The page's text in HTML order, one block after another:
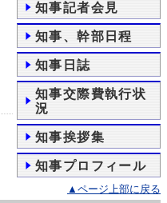
知事記者会見
知事、幹部日程
知事日誌
知事交際費執行状
況
知事挨拶集
知事プロフィール
▲ページ上部に戻る